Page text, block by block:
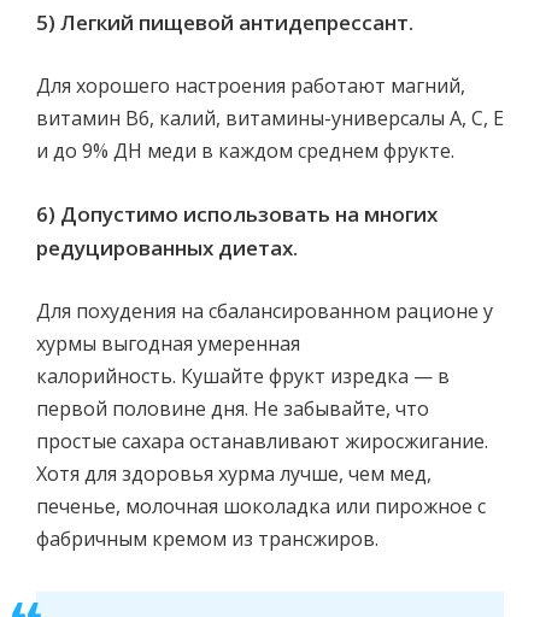
5) Легкий пищевой антидепрессант.
Для хорошего настроения работают магний,
витамин В6, калий, витамины-универсалы А, С, Е
и до 9% ДН меди в каждом среднем фрукте.
6) Допустимо использовать на многих
редуцированных диетах.
Для похудения на сбалансированном рационе у
хурмы выгодная умеренная
калорийность. Кушайте фрукт изредка — в
первой половине дня. Не забывайте, что
простые сахара останавливают жиросжигание.
Хотя для здоровья хурма лучше, чем мед,
печенье, молочная шоколадка или пирожное с
фабричным кремом из трансжиров.